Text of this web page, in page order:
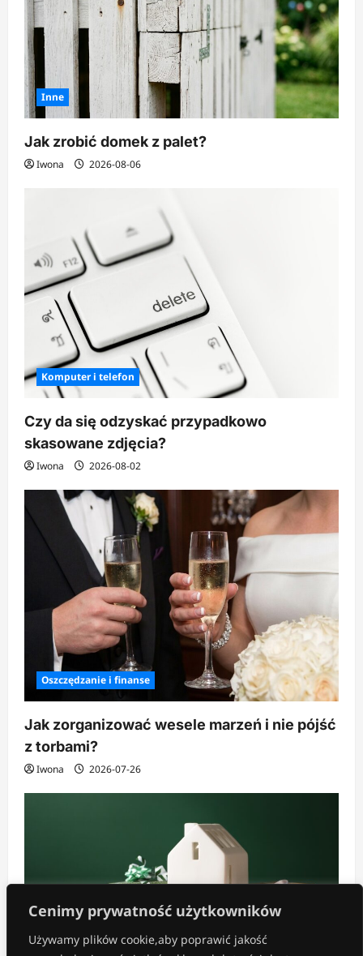
Cenimy prywatność użytkowników
Używamy plików cookie,aby poprawić jakość
Inne
Jak zrobić domek z palet?
Iwona 2026-08-06
Komputer i telefon
Czy da się odzyskać przypadkowo
skasowane zdjęcia?
Iwona 2026-08-02
Oszczędzanie i finanse
Jak zorganizować wesele marzeń i nie pójść
z torbami?
Iwona 2026-07-26